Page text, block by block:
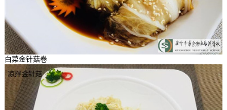
白菜金针菇卷